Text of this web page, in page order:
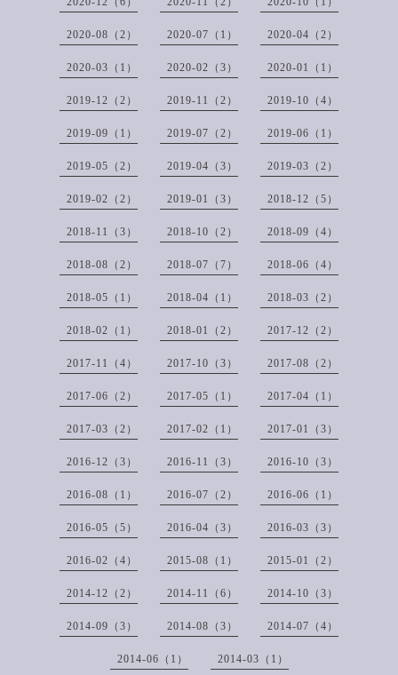
2020-08（2） 2020-07（1） 2020-04（2）
2020-03（1） 2020-02（3） 2020-01（1）
2019-12（2） 2019-11（2） 2019-10（4）
2019-09（1） 2019-07（2） 2019-06（1）
2019-05（2） 2019-04（3） 2019-03（2）
2019-02（2） 2019-01（3） 2018-12（5）
2018-11（3） 2018-10（2） 2018-09（4）
2018-08（2） 2018-07（7） 2018-06（4）
2018-05（1） 2018-04（1） 2018-03（2）
2018-02（1） 2018-01（2） 2017-12（2）
2017-11（4） 2017-10（3） 2017-08（2）
2017-06（2） 2017-05（1） 2017-04（1）
2017-03（2） 2017-02（1） 2017-01（3）
2016-12（3） 2016-11（3） 2016-10（3）
2016-08（1） 2016-07（2） 2016-06（1）
2016-05（5） 2016-04（3） 2016-03（3）
2016-02（4） 2015-08（1） 2015-01（2）
2014-12（2） 2014-11（6） 2014-10（3）
2014-09（3） 2014-08（3） 2014-07（4）
2014-06（1） 2014-03（1）